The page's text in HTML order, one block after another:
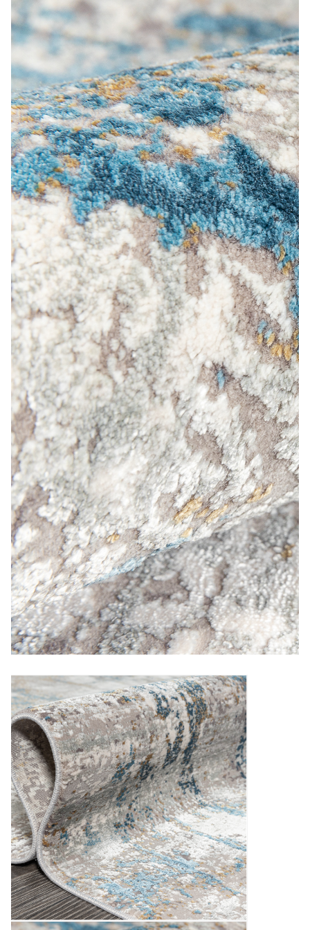
сна
Кровати
Матрасы
Товары для сна
Кухонные
гарнитуры
Лепнина
Напольные
покрытия
Обои
Плитка
Спецобувь
Спецодежда
Средства
индивидуальной
защиты